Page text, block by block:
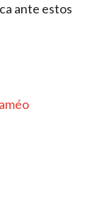
ante estos